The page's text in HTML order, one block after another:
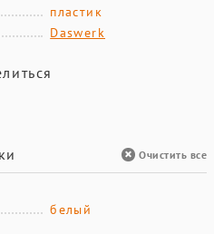
пластик
Daswerk
Очистить все
белый